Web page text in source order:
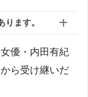
ます。
優・内田有紀
ら受け継いだ